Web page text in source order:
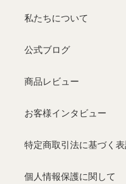
私たちについて
公式ブログ
商品レビュー
お客様インタビュー
特定商取引法に基づく
個人情報保護に関して